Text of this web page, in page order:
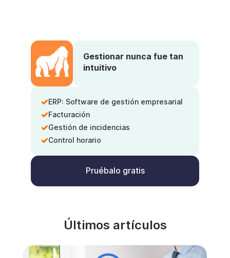
Gestionar nunca fue tan
intuitivo
ERP: Software de gestión empresarial
Facturación
Gestión de incidencias
Control horario
Pruébalo gratis
Últimos artículos